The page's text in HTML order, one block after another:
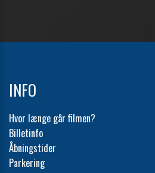
INFO
Hvor længe går filmen?
Billetinfo
Åbningstider
Parkering